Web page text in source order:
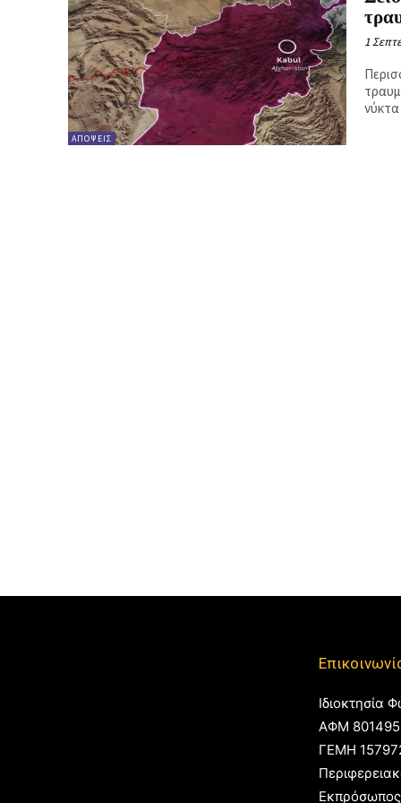
ΑΠΌΨΕΙΣ
1
Ιδιοκτησία
ΑΦΜ
ΓΕΜΗ